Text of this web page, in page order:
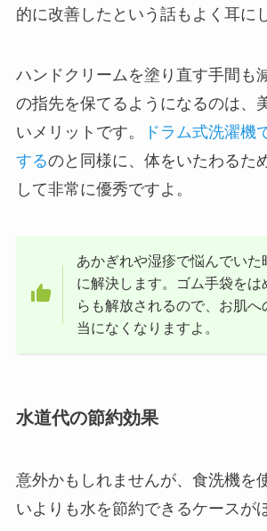
的に改善したという話もよく耳に
ハンドクリームを塗り直す手間も
の指先を保てるようになるのは、
いメリットです。
ドラム式洗濯機
するのと同様に、体をいたわるた
して非常に優秀ですよ。
あかぎれや湿疹で悩んでいた
に解決します。ゴム手袋をは
らも解放されるので、お肌へ
当になくなりますよ。
水道代の節約効果
意外かもしれませんが、食洗機を
いよりも水を節約できるケースが